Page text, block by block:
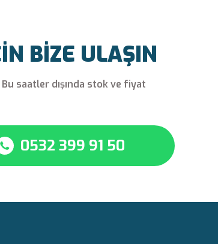
BİZE ULAŞIN
saatler dışında stok ve fiyat
0532 399 91 50